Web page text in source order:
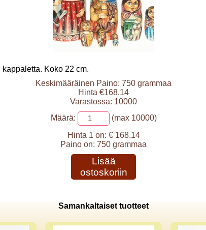
Koko 22 cm.
Keskimääräinen Paino: 750 grammaa
Hinta €168.14
Varastossa: 10000
Määrä:
(max 10000)
Hinta 1 on: € 168.14
Paino on: 750 grammaa
Lisää
ostoskoriin
Samankaltaiset tuotteet